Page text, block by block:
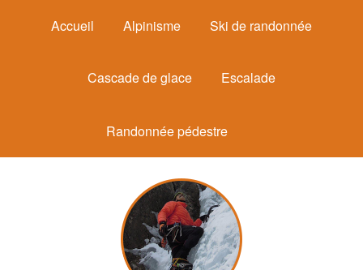
Accueil Alpinisme Ski de randonnée
Cascade de glace Escalade
Randonnée pédestre